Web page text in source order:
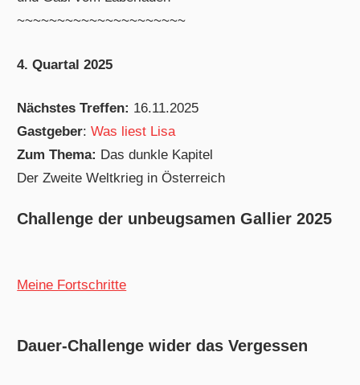
~~~~~~~~~~~~~~~~~~~~~
4. Quartal 2025
Nächstes Treffen: 16.11.2025
Gastgeber:Was liest Lisa
Zum Thema: Das dunkle Kapitel
Der Zweite Weltkrieg in Österreich
Challenge der unbeugsamen Gallier 2025
Meine Fortschritte
Dauer-Challenge wider das Vergessen